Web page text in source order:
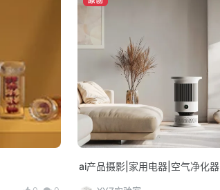
ai产品摄影|家用电器|空气净化器